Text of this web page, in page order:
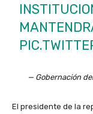
— Gobernación
El presidente de la